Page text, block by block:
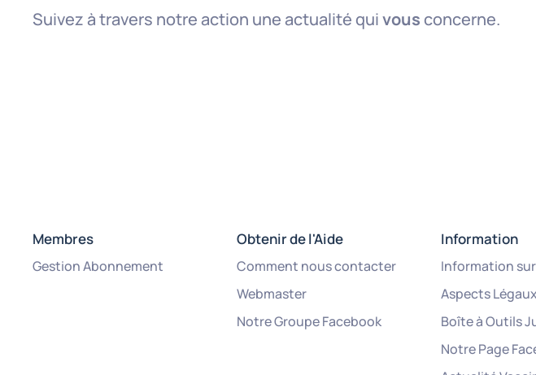
Suivez à travers notre action une actualité quivousconcerne.
Membres
Gestion Abonnement
Obtenir de l'Aide
Comment nous contacter
Webmaster
Notre Groupe Facebook
Information
Information
Aspects Légaux
Boîte à Outils
Notre Page